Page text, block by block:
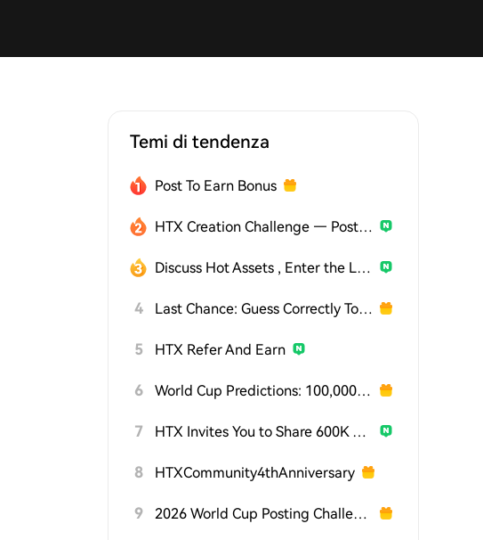
Temi di tendenza
Post To Earn Bonus
HTX Creation Challenge — Post and Win 1,500U
Discuss Hot Assets , Enter the Lucky Draw
4 Last Chance: Guess Correctly Today and Win More
5 HTX Refer And Earn
6 World Cup Predictions: 100,000 USDT Daily
7 HTX Invites You to Share 600K USDT in Gift Packs
8 HTXCommunity4thAnniversary
9 2026 World Cup Posting Challenge on HTX Square